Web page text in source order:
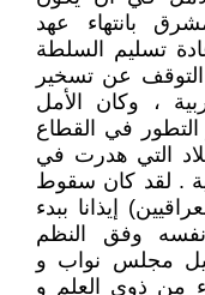
بانتهاء عهد
تسليم السلطة
عن تسخير
، وكان الأمل
في القطاع
التي هدرت في
. لقد كان سقوط
إيذانا ببدء
وفق النظم
مجلس نواب و
من ذوي العلم و